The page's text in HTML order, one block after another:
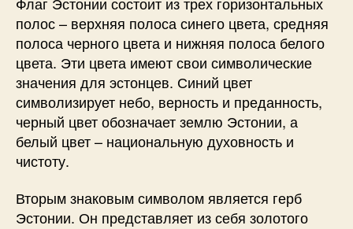
полос – верхняя полоса синего цвета, средняя
полоса черного цвета и нижняя полоса белого
цвета. Эти цвета имеют свои символические
значения для эстонцев. Синий цвет
символизирует небо, верность и преданность,
черный цвет обозначает землю Эстонии, а
белый цвет – национальную духовность и
чистоту.
Вторым знаковым символом является герб
Эстонии. Он представляет из себя золотого